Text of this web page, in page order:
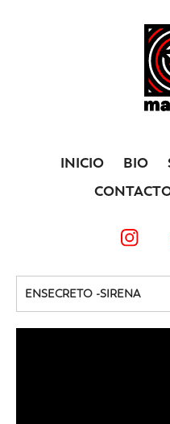
INICIO BIO
ENSECRETO -SIRENA